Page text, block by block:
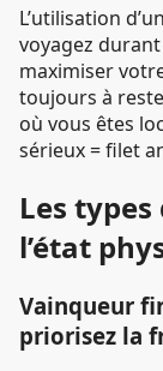
L’utilisation d’un
voyagez
maximiser
toujours à
où vous êtes
sérieux = filet
Les
l’état
Vainqueur
priorisez la